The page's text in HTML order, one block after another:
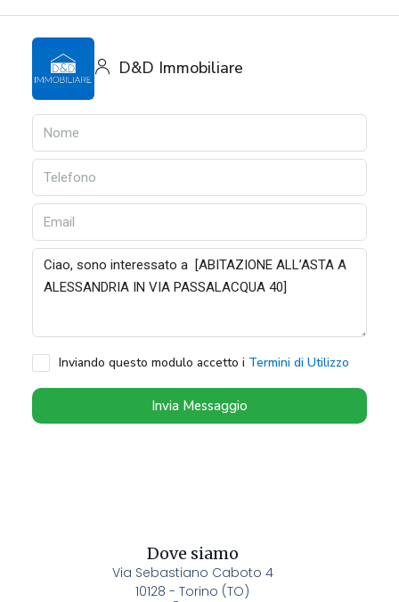
D&D Immobiliare
Inviando questo modulo accetto i Termini di Utilizzo
Invia Messaggio
Dove siamo
Via Sebastiano Caboto 4
10128 - Torino (TO)